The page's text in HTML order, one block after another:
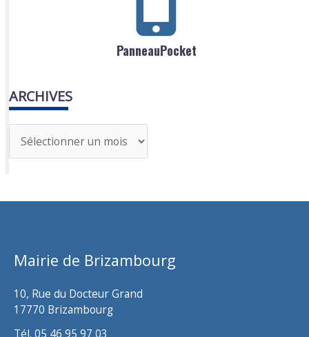
PanneauPocket
ARCHIVES
r
h
Mairie de Brizambourg
10, Rue du Docteur Grand
17770 Brizambourg
Tél. 05 46 95 97 03